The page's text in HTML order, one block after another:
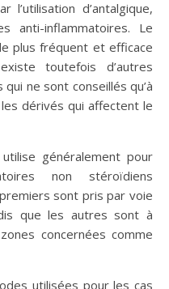
d’antalgique,
anti-inflammatoires. Le
plus fréquent et efficace
toutefois d’autres
ne sont conseillés qu’à
dérivés qui affectent le
généralement pour
non stéroïdiens
sont pris par voie
que les autres sont à
concernées comme
utilisées pour les cas